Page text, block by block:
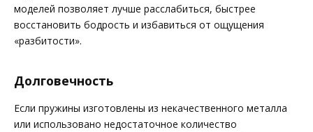
моделей позволяет лучше расслабиться, быстрее
восстановить бодрость и избавиться от ощущения
«разбитости».
Долговечность
Если пружины изготовлены из некачественного металла
или использовано недостаточное количество